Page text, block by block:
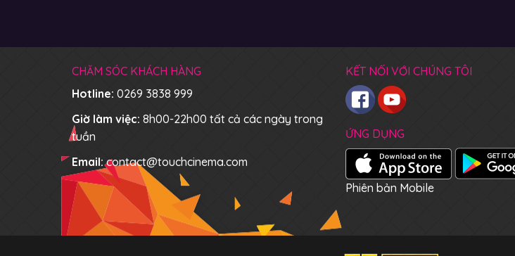
CHĂM SÓC KHÁCH HÀNG
Hotline: 0269 3838 999
Giờ làm việc: 8h00-22h00 tất cả các ngày trong
tuần
Email:contact@touchcinema.com
KẾT NỐI VỚI CHÚNG TÔI
ỨNG DỤNG
Phiên bản Mobile